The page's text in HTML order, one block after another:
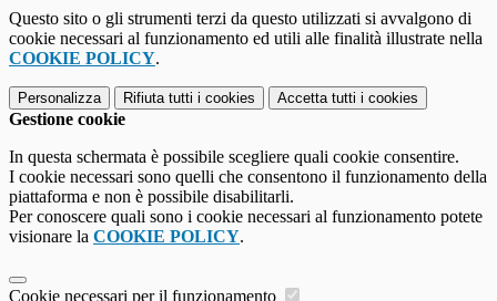
Questo sito o gli strumenti terzi da questo utilizzati si avvalgono di
cookie necessari al funzionamento ed utili alle finalità illustrate nella
COOKIE POLICY.
Personalizza Rifiuta tutti i cookies Accetta tutti i cookies
Gestione cookie
In questa schermata è possibile scegliere quali cookie consentire.
I cookie necessari sono quelli che consentono il funzionamento della
piattaforma e non è possibile disabilitarli.
Per conoscere quali sono i cookie necessari al funzionamento potete
visionare la COOKIE POLICY.
Cookie necessari per il funzionamento